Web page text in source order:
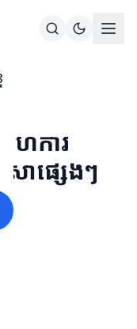
ហការ
ាផ្សេងៗ